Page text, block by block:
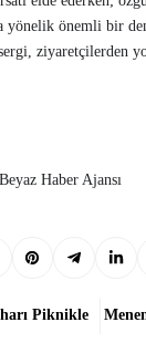
yönelik önemli bir
sergi, ziyaretçilerden
Haber Ajansı
Piknikle